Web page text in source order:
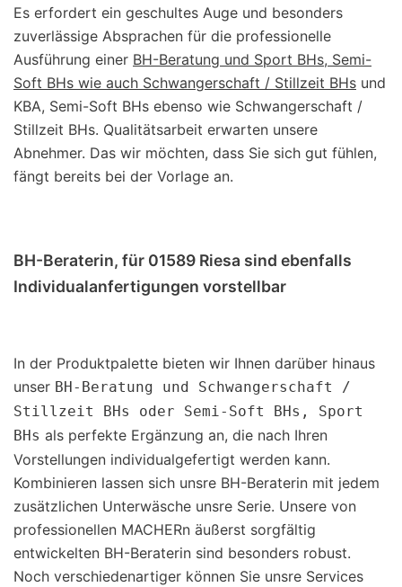
Es erfordert ein geschultes Auge und besonders
zuverlässige Absprachen für die professionelle
Ausführung einer BH-Beratung und Sport BHs, Semi-
Soft BHs wie auch Schwangerschaft / Stillzeit BHs und
KBA, Semi-Soft BHs ebenso wie Schwangerschaft /
Stillzeit BHs. Qualitätsarbeit erwarten unsere
Abnehmer. Das wir möchten, dass Sie sich gut fühlen,
fängt bereits bei der Vorlage an.
BH-Beraterin, für 01589 Riesa sind ebenfalls
Individualanfertigungen vorstellbar
In der Produktpalette bieten wir Ihnen darüber hinaus
unser BH-Beratung und Schwangerschaft /
Stillzeit BHs oder Semi-Soft BHs, Sport
BHs als perfekte Ergänzung an, die nach Ihren
Vorstellungen individualgefertigt werden kann.
Kombinieren lassen sich unsre BH-Beraterin mit jedem
zusätzlichen Unterwäsche unsre Serie. Unsere von
professionellen MACHERn äußerst sorgfältig
entwickelten BH-Beraterin sind besonders robust.
Noch verschiedenartiger können Sie unsre Services